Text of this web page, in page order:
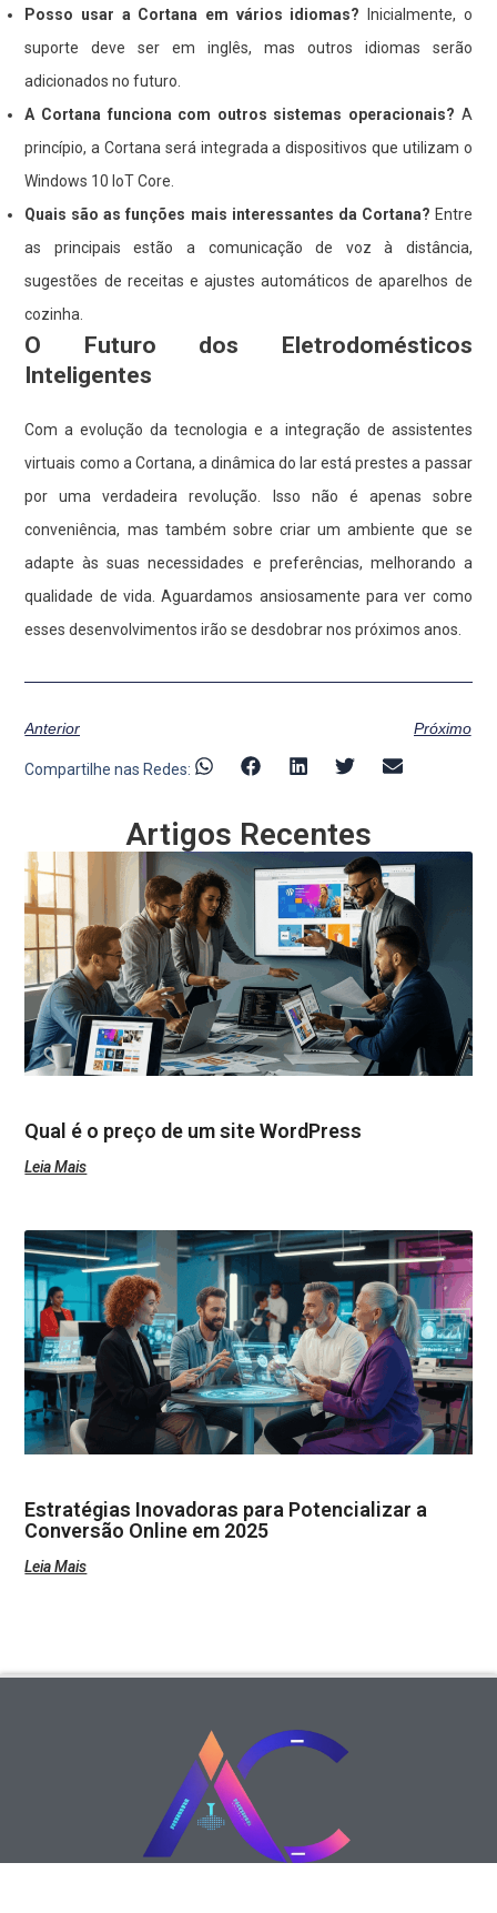
Posso usar a Cortana em vários idiomas? Inicialmente, o
suporte deve ser em inglês, mas outros idiomas serão
adicionados no futuro.
A Cortana funciona com outros sistemas operacionais? A
princípio, a Cortana será integrada a dispositivos que utilizam o
Windows 10 IoT Core.
Quais são as funções mais interessantes da Cortana? Entre
as principais estão a comunicação de voz à distância,
sugestões de receitas e ajustes automáticos de aparelhos de
cozinha.
O Futuro dos Eletrodomésticos
Inteligentes
Com a evolução da tecnologia e a integração de assistentes
virtuais como a Cortana, a dinâmica do lar está prestes a passar
por uma verdadeira revolução. Isso não é apenas sobre
conveniência, mas também sobre criar um ambiente que se
adapte às suas necessidades e preferências, melhorando a
qualidade de vida. Aguardamos ansiosamente para ver como
esses desenvolvimentos irão se desdobrar nos próximos anos.
Anterior Próximo
Compartilhe nas Redes:
Artigos Recentes
Qual é o preço de um site WordPress
Leia Mais
Estratégias Inovadoras para Potencializar a
Conversão Online em 2025
Leia Mais